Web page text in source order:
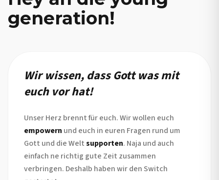
generation!
Wir wissen, dass Gott was mit
euch vor hat!
Unser Herz brennt für euch. Wir wollen euch
empowern und euch in euren Fragen rund um
Gott und die Weltsupporten. Naja und auch
einfach ne richtig gute Zeit zusammen
verbringen. Deshalb haben wir den Switch